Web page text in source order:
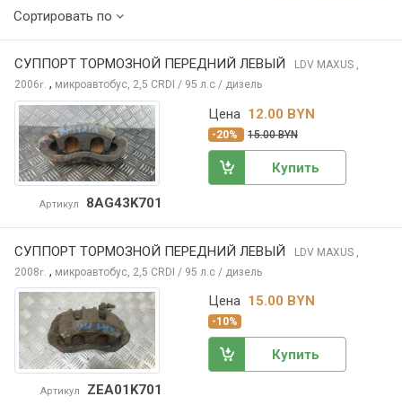
Сортировать по
СУППОРТ ТОРМОЗНОЙ ПЕРЕДНИЙ ЛЕВЫЙ LDV MAXUS ,
2006г. , микроавтобус, 2,5 CRDI / 95 л.с / дизель
Артикул 8AG43K701
Цена 12.00 BYN
-20% 15.00 BYN
Купить
СУППОРТ ТОРМОЗНОЙ ПЕРЕДНИЙ ЛЕВЫЙ LDV MAXUS
2008г. , микроавтобус, 2,5 CRDI / 95 л.с / дизель
Артикул ZEA01K701
Цена 15.00 BYN
-10%
Купить